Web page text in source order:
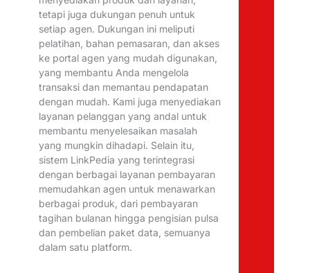
tetapi juga dukungan penuh untuk
setiap agen. Dukungan ini meliputi
pelatihan, bahan pemasaran, dan akses
ke portal agen yang mudah digunakan,
yang membantu Anda mengelola
transaksi dan memantau pendapatan
dengan mudah. Kami juga menyediakan
layanan pelanggan yang andal untuk
membantu menyelesaikan masalah
yang mungkin dihadapi. Selain itu,
sistem LinkPedia yang terintegrasi
dengan berbagai layanan pembayaran
memudahkan agen untuk menawarkan
berbagai produk, dari pembayaran
tagihan bulanan hingga pengisian pulsa
dan pembelian paket data, semuanya
dalam satu platform.